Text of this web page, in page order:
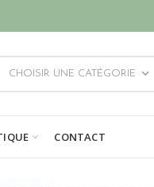
CHOISIR UNE CATÉGORIE
CONTACT